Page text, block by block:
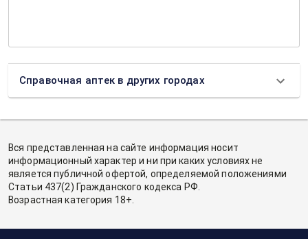
Справочная аптек в других городах
Вся представленная на сайте информация носит
информационный характер и ни при каких условиях не
является публичной офертой, определяемой положениями
Статьи 437(2) Гражданского кодекса РФ.
Возрастная категория 18+.